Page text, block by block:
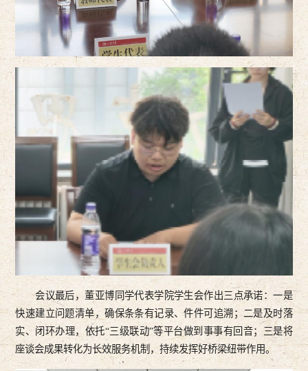
会议最后，董亚博同学代表学院学生会作出三点承诺：一是
快速建立问题清单，确保条条有记录、件件可追溯；二是及时落
实、闭环办理，依托“三级联动”等平台做到事事有回音；三是将
座谈会成果转化为长效服务机制，持续发挥好桥梁纽带作用。